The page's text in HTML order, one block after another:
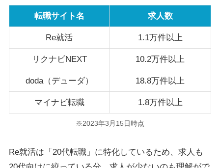
転職サイト名 求人数
Re就活 1.1万件以上
リクナビNEXT 10.2万件以上
doda（デューダ） 18.8万件以上
マイナビ転職 1.8万件以上
※2023年3月15日時点
Re就活は「20代転職」に特化しているため、求人も